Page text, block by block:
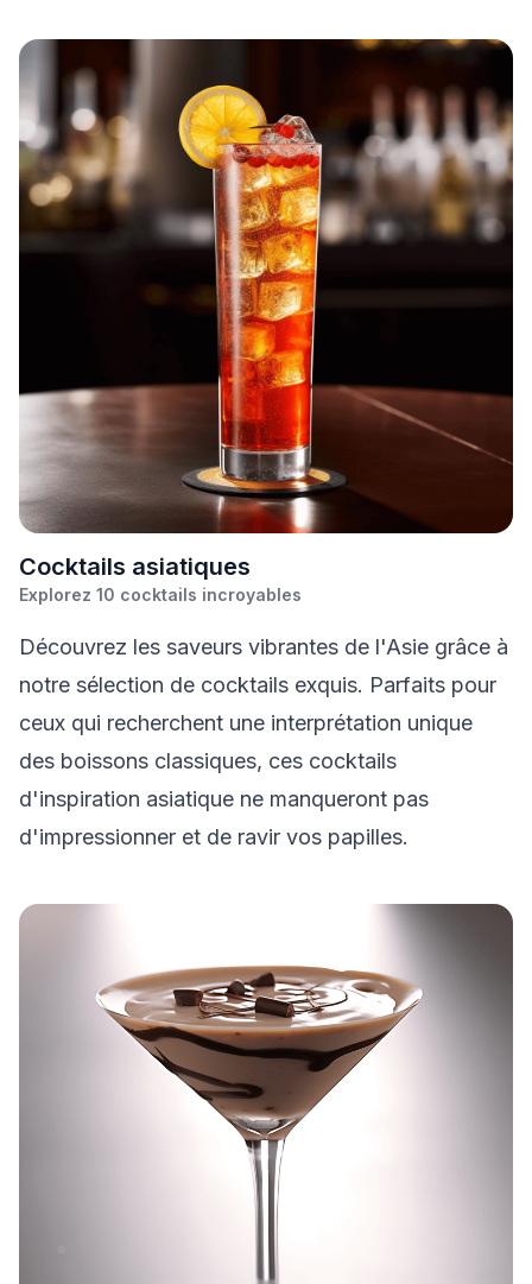
Cocktails asiatiques
Explorez 10 cocktails incroyables
Découvrez les saveurs vibrantes de l'Asie grâce à
notre sélection de cocktails exquis. Parfaits pour
ceux qui recherchent une interprétation unique
des boissons classiques, ces cocktails
d'inspiration asiatique ne manqueront pas
d'impressionner et de ravir vos papilles.